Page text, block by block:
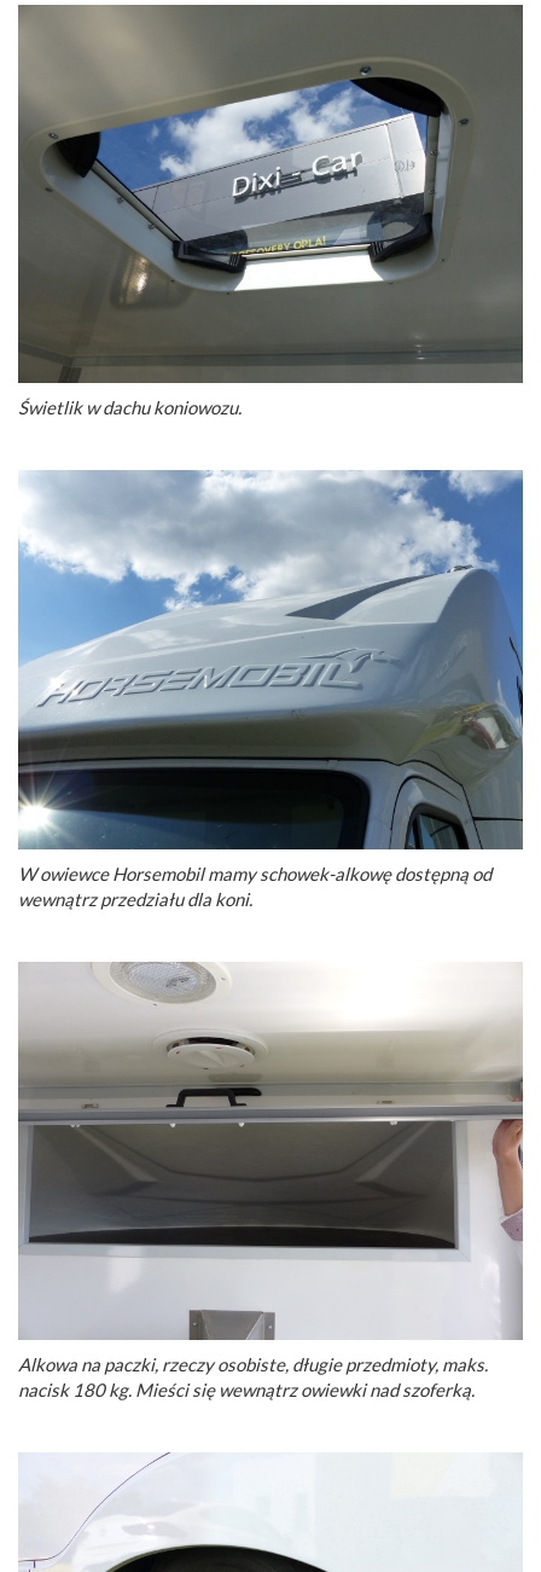
Świetlik w dachu koniowozu.
W owiewce Horsemobil mamy schowek-alkowę dostępną od
wewnątrz przedziału dla koni.
Alkowa na paczki, rzeczy osobiste, długie przedmioty, maks.
nacisk 180 kg. Mieści się wewnątrz owiewki nad szoferką.